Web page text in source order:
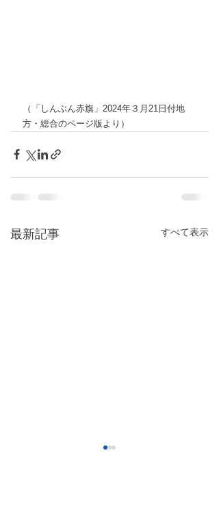
（「しんぶん赤旗」2024年３月21日付地
方・総合のページ版より）
最新記事 すべて表示